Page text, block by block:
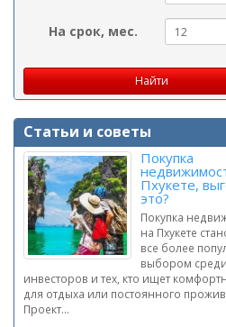
На срок, мес.
Статьи и советы
Покупка
Пхукете,
это?
Покупка
на Пхукете
все более
выбором среди
инвесторов и тех, кто ищет
для отдыха или постоянного
Проект...